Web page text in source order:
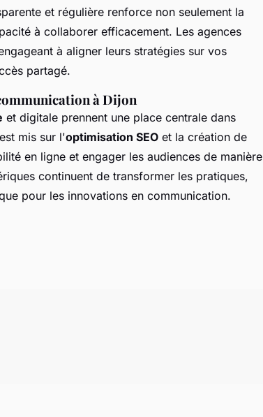
et régulière renforce non seulement la
à collaborer efficacement. Les agences
à aligner leurs stratégies sur vos
partagé.
à Dijon
et digitale prennent une place centrale dans
mis sur l'optimisation SEO et la création de
en ligne et engager les audiences de manière
continuent de transformer les pratiques,
pour les innovations en communication.